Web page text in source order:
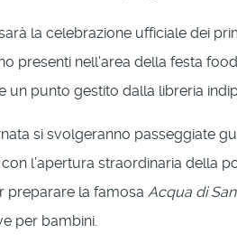
la celebrazione ufficiale dei
presenti nell’area della festa
un punto gestito dalla libreria
si svolgeranno passeggiate
l’apertura straordinaria della
preparare la famosa Acqua di
per bambini.